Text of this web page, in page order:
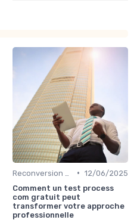
• 12/06/2025
Comment un test process
com gratuit peut
transformer votre approche
professionnelle